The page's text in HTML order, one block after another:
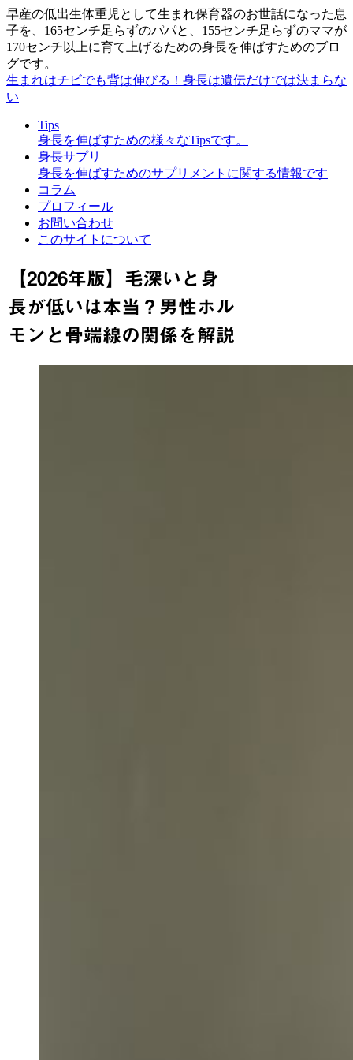
早産の低出生体重児として生まれ保育器のお世話になった息
子を、165センチ足らずのパパと、155センチ足らずのママが
170センチ以上に育て上げるための身長を伸ばすためのブロ
グです。
生まれはチビでも背は伸びる！身長は遺伝だけでは決まらな
い
Tips
身長を伸ばすための様々なTipsです。
身長サプリ
身長を伸ばすためのサプリメントに関する情報です
コラム
プロフィール
お問い合わせ
このサイトについて
【2026年版】毛深いと身
長が低いは本当？男性ホル
モンと骨端線の関係を解説